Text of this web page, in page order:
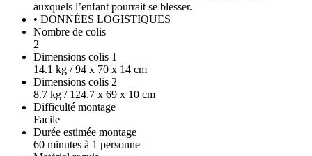
auxquels l’enfant pourrait se blesser.
• DONNÉES LOGISTIQUES
Nombre de colis
2
Dimensions colis 1
14.1 kg / 94 x 70 x 14 cm
Dimensions colis 2
8.7 kg / 124.7 x 69 x 10 cm
Difficulté montage
Facile
Durée estimée montage
60 minutes à 1 personne